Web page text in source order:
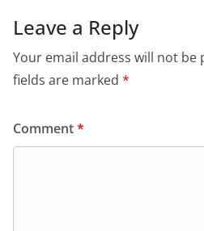
Leave a Reply
Your email address will not be
fields are marked *
Comment*